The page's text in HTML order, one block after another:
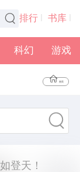
排行 书库
全本 书架
科幻 游戏
首页
登天！